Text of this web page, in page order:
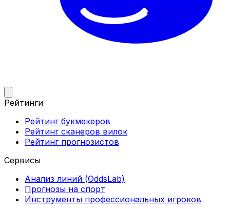
Рейтинги
Рейтинг букмекеров
Рейтинг сканеров вилок
Рейтинг прогнозистов
Сервисы
Анализ линий (OddsLab)
Прогнозы на спорт
Инструменты профессиональных игроков